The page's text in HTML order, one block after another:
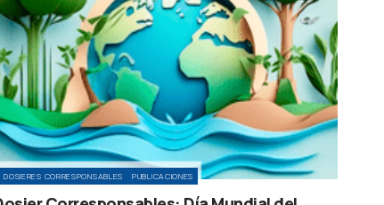
DOSIERES CORRESPONSABLES PUBLICACIONES